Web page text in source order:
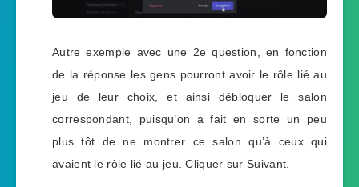
Autre exemple avec une 2e question, en fonction
de la réponse les gens pourront avoir le rôle lié au
jeu de leur choix, et ainsi débloquer le salon
correspondant, puisqu’on a fait en sorte un peu
plus tôt de ne montrer ce salon qu’à ceux qui
avaient le rôle lié au jeu. Cliquer sur Suivant.